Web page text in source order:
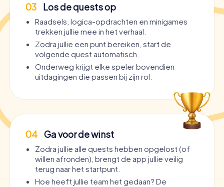
03 Los de quests op
Raadsels, logica-opdrachten en minigames
trekken jullie mee in het verhaal.
Zodra jullie een punt bereiken, start de
volgende quest automatisch.
Onderweg krijgt elke speler bovendien
uitdagingen die passen bij zijn rol.
04 Ga voor de winst
Zodra jullie alle quests hebben opgelost (of
willen afronden), brengt de app jullie veilig
terug naar het startpunt.
Hoe heeft jullie team het gedaan? De